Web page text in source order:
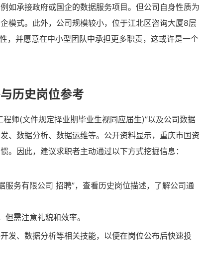
如承接政府或国企的数据服务项目。但公司自身性质为
模式。此外，公司规模较小，位于江北区咨询大厦8层
，并愿意在中小型团队中承担更多职责，这或许是一个
历史岗位参考
师(文件规定择业期毕业生视同应届生)”以及公司数据
、数据分析、数据运维等。公开资料显示，重庆市国资
因此，建议求职者主动通过以下方式挖掘信息：
务有限公司 招聘”，查看历史岗位描述，了解公司通
需注意礼貌和效率。
发、数据分析等相关技能，以便在岗位公布后快速投